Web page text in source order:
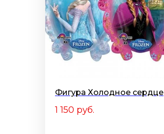
Фигура Холодное сердце
1 150 руб.